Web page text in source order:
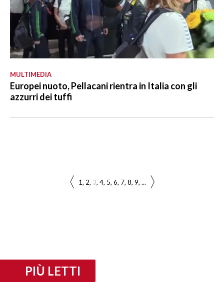
MULTIMEDIA
Europei nuoto, Pellacani rientra in Italia con gli
azzurri dei tuffi
1 2 3 4 5 6 7 8 9 ...
PIÙ LETTI